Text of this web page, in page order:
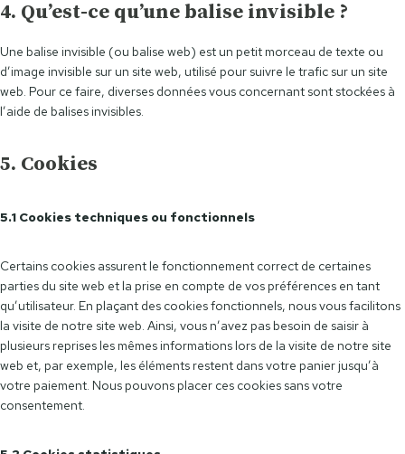
4. Qu’est-ce qu’une balise invisible ?
Une balise invisible (ou balise web) est un petit morceau de texte ou
d’image invisible sur un site web, utilisé pour suivre le trafic sur un site
web. Pour ce faire, diverses données vous concernant sont stockées à
l’aide de balises invisibles.
5. Cookies
5.1 Cookies techniques ou fonctionnels
Certains cookies assurent le fonctionnement correct de certaines
parties du site web et la prise en compte de vos préférences en tant
qu’utilisateur. En plaçant des cookies fonctionnels, nous vous facilitons
la visite de notre site web. Ainsi, vous n’avez pas besoin de saisir à
plusieurs reprises les mêmes informations lors de la visite de notre site
web et, par exemple, les éléments restent dans votre panier jusqu’à
votre paiement. Nous pouvons placer ces cookies sans votre
consentement.